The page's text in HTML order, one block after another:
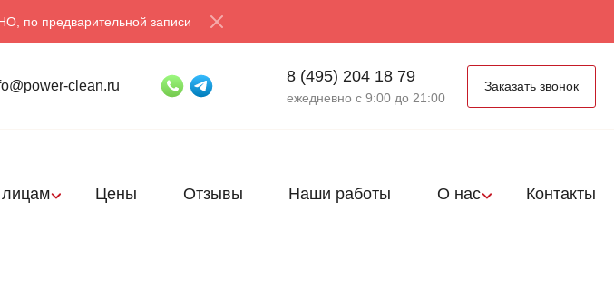
по предварительной записи
clean.ru
8 (495) 204 18 79
ежедневно с 9:00 до 21:00
Заказать звонок
Цены Отзывы Наши работы О нас Контакты